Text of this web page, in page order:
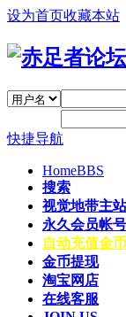
设为首页收藏本站
快捷导航
HomeBBS
搜索
视觉地带主站
永久会员帐号
自动充值金
金币提现
淘宝网店
在线客服